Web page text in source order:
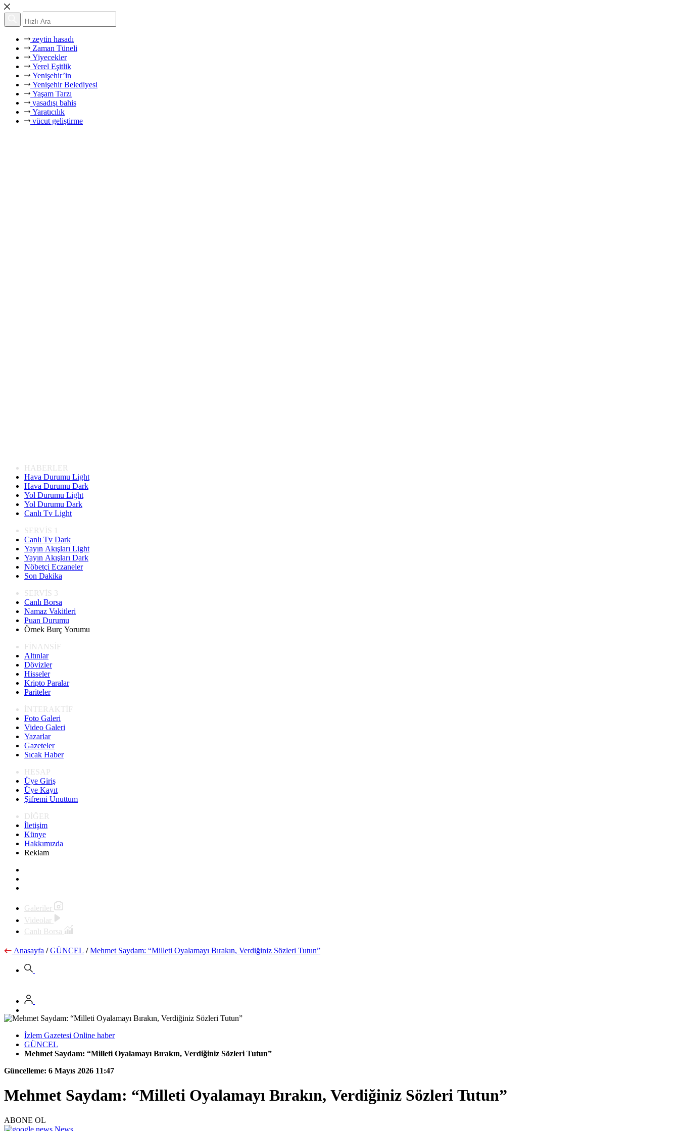
zeytin hasadı
Zaman Tüneli
Yiyecekler
Yerel Eşitlik
Yenişehir’in
Yenişehir Belediyesi
Yaşam Tarzı
yasadışı bahis
Yaratıcılık
vücut geliştirme
HABERLER
Hava Durumu Light
Hava Durumu Dark
Yol Durumu Light
Yol Durumu Dark
Canlı Tv Light
SERVİS 1
Canlı Tv Dark
Yayın Akışları Light
Yayın Akışları Dark
Nöbetçi Eczaneler
Son Dakika
SERVİS 3
Canlı Borsa
Namaz Vakitleri
Puan Durumu
Örnek Burç Yorumu
FİNANSİF
Altınlar
Dövizler
Hisseler
Kripto Paralar
Pariteler
İNTERAKTİF
Foto Galeri
Video Galeri
Yazarlar
Gazeteler
Sıcak Haber
HESAP
Üye Giriş
Üye Kayıt
Şifremi Unuttum
DİĞER
İletişim
Künye
Hakkımızda
Reklam
Galeriler
Videolar
Canlı Borsa
Anasayfa / GÜNCEL / Mehmet Saydam: “Milleti Oyalamayı Bırakın, Verdiğiniz Sözleri Tutun”
İzlem Gazetesi Online haber
GÜNCEL
Mehmet Saydam: “Milleti Oyalamayı Bırakın, Verdiğiniz Sözleri Tutun”
Güncelleme: 6 Mayıs 2026 11:47
Mehmet Saydam: “Milleti Oyalamayı Bırakın, Verdiğiniz Sözleri Tutun”
ABONE OL
News